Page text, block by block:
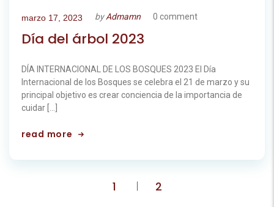
marzo 17, 2023 byAdmamn 0 comment
Día del árbol 2023
DÍA INTERNACIONAL DE LOS BOSQUES 2023 El Día
Internacional de los Bosques se celebra el 21 de marzo y su
principal objetivo es crear conciencia de la importancia de
cuidar […]
read more
Paginación
1 2